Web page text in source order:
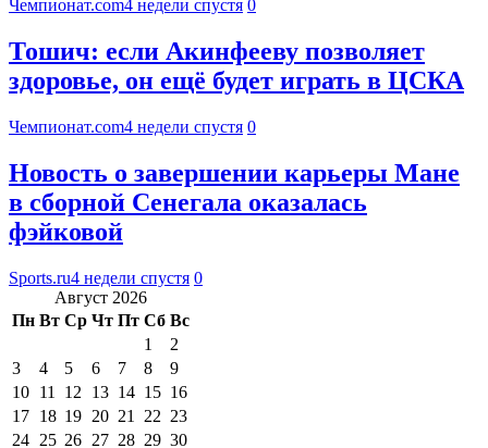
Чемпионат.com4 недели спустя 0
Тошич: если Акинфееву позволяет
здоровье, он ещё будет играть в ЦСКА
Чемпионат.com4 недели спустя 0
Новость о завершении карьеры Мане
в сборной Сенегала оказалась
фэйковой
Sports.ru4 недели спустя 0
Август 2026
Пн Вт Ср Чт Пт Сб Вс
1
2
3
4 5 6 7 8
9
10 11 12 13 14 15 16
17 18 19 20 21 22 23
24 25 26 27 28 29 30